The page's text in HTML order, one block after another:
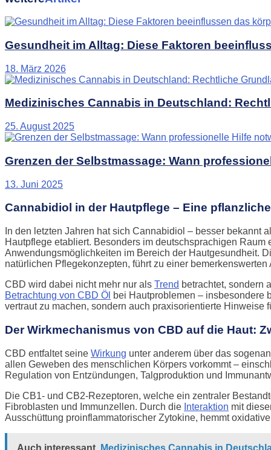
Gesundheit im Alltag: Diese Faktoren
18. März 2026
Medizinisches Cannabis in Deutschland:
25. August 2025
Grenzen der Selbstmassage: Wann
13. Juni 2025
Cannabidiol in der Hautpflege – Eine
In den letzten Jahren hat sich Cannabidiol – besser bekannt
Hautpflege etabliert. Besonders im deutschsprachigen Raum
Anwendungsmöglichkeiten im Bereich der Hautgesundheit.
natürlichen Pflegekonzepten, führt zu einer
CBD wird dabei nicht mehr nur als Trend betrachtet, sondern
Betrachtung von CBD Öl bei Hautproblemen – insbesondere
vertraut zu machen, sondern auch praxisorientierte
Der Wirkmechanismus von CBD auf die Haut:
CBD entfaltet seine Wirkung unter anderem über das
allen Geweben des menschlichen Körpers vorkommt –
Regulation von Entzündungen, Talgproduktion und
Die CB1- und CB2-Rezeptoren, welche ein zentraler
Fibroblasten und Immunzellen. Durch die Interaktion mit
Ausschüttung proinflammatorischer Zytokine, hemmt
Auch interessant Medizinisches Cannabis in